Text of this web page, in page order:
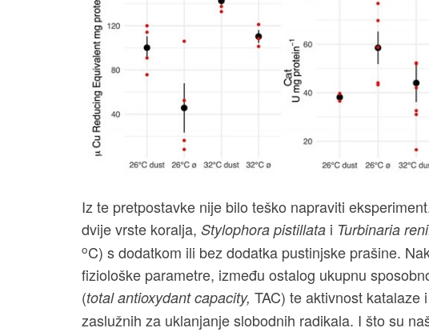
Iz te pretpostavke nije bilo teško napraviti
dvije vrste koralja, Stylophora pistillata i Turbinaria
oC) s dodatkom ili bez dodatka pustinjske prašine.
fiziološke parametre, između ostalog ukupnu
(total antioxydant capacity, TAC) te aktivnost
zaslužnih za uklanjanje slobodnih radikala. I što su